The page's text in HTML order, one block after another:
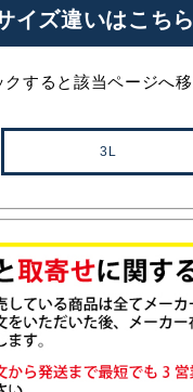
イズ違いはこち
すると該当ページへ
3L